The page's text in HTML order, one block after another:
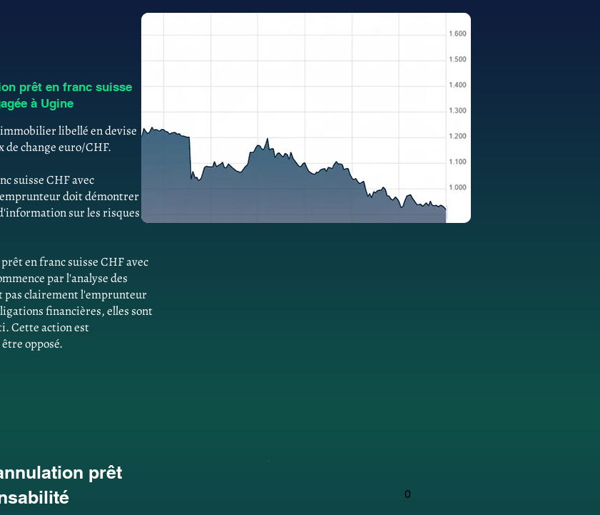
prêt en franc suisse
à Ugine
libellé en devise
change euro/CHF.
suisse CHF avec
doit démontrer
sur les risques
en franc suisse CHF avec
par l'analyse des
pas clairement l'emprunteur
financières, elles sont
Cette action est
opposé.
prêt
0